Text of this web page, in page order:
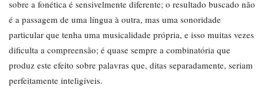
sobre a fonética é sensivelmente diferente; o resultado buscado não
é a passagem de uma língua à outra, mas uma sonoridade
particular que tenha uma musicalidade própria, e isso muitas vezes
dificulta a compreensão; é quase sempre a combinatória que
produz este efeito sobre palavras que, ditas separadamente, seriam
perfeitamente inteligíveis.